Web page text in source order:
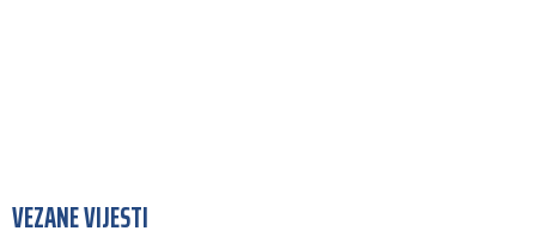
VEZANE VIJESTI